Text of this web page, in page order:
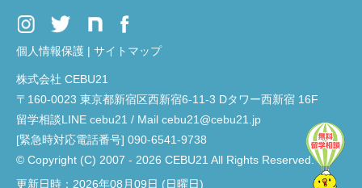
個人情報保護 | サイトマップ
株式会社 CEBU21
〒160-0023 東京都新宿区西新宿6-11-3 Dタワー西新宿 16F
留学相談LINE cebu21 / Mail cebu21@cebu21.jp
[緊急時対応電話番号] 090-6541-9738
© Copyright (C) 2007 - 2026 CEBU21 All Rights Reserved.
更新日時：2026年08月09日 (日曜日)